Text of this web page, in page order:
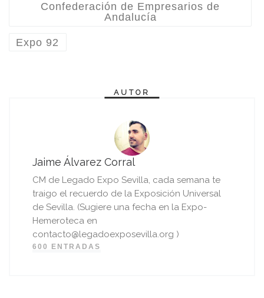
Confederación de Empresarios de
Andalucía
Expo 92
AUTOR
Jaime Álvarez Corral
CM de Legado Expo Sevilla, cada semana te
traigo el recuerdo de la Exposición Universal
de Sevilla. (Sugiere una fecha en la Expo-
Hemeroteca en
contacto@legadoexposevilla.org )
600 ENTRADAS